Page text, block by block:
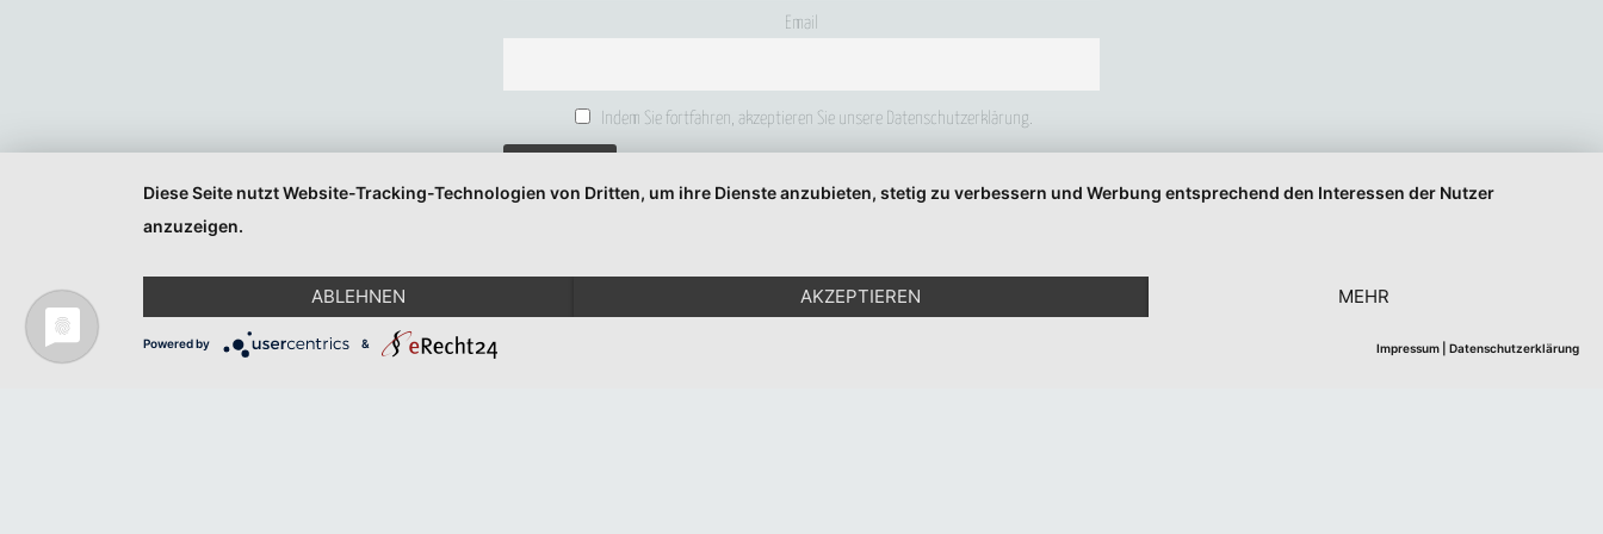
Email
Indem Sie fortfahren, akzeptieren Sie unsere Datenschutzerklärung.
Diese Seite nutzt Website-Tracking-Technologien von Dritten, um ihre Dienste anzubieten, stetig zu verbessern und Werbung entsprechend den Interessen der Nutzer
anzuzeigen.
ABLEHNEN AKZEPTIEREN MEHR
Powered by & Impressum Datenschutzerklärung